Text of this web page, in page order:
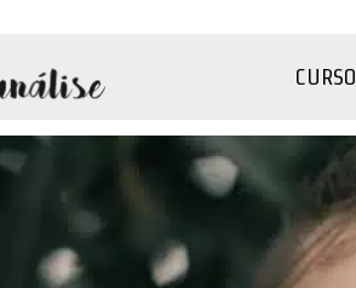
Psicanálise
CURSO